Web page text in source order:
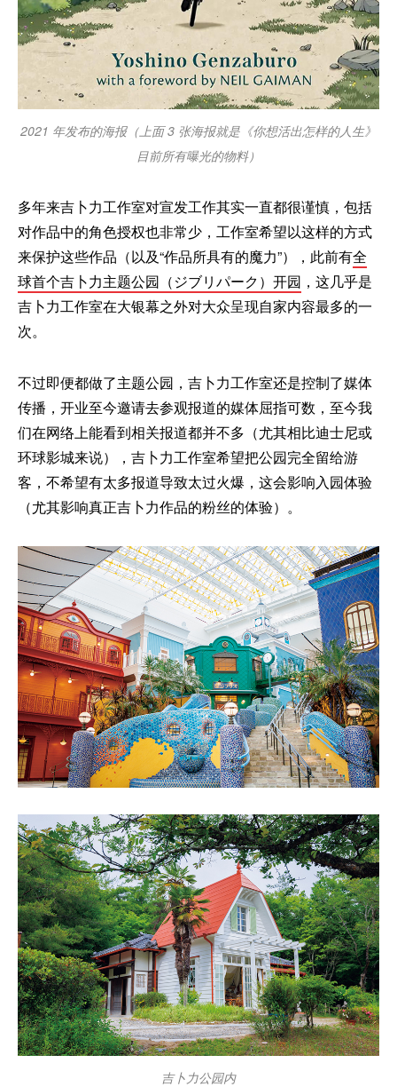
2021 年发布的海报（上面 3 张海报就是《你想活出怎样的人生》
目前所有曝光的物料）
多年来吉卜力工作室对宣发工作其实一直都很谨慎，包括
对作品中的角色授权也非常少，工作室希望以这样的方式
来保护这些作品（以及“作品所具有的魔力”），此前有全
球首个吉卜力主题公园（ジブリパーク）开园 ，这几乎是
吉卜力工作室在大银幕之外对大众呈现自家内容最多的一
次。
不过即便都做了主题公园，吉卜力工作室还是控制了媒体
传播，开业至今邀请去参观报道的媒体屈指可数，至今我
们在网络上能看到相关报道都并不多（尤其相比迪士尼或
环球影城来说），吉卜力工作室希望把公园完全留给游
客，不希望有太多报道导致太过火爆，这会影响入园体验
（尤其影响真正吉卜力作品的粉丝的体验）。
吉卜力公园内